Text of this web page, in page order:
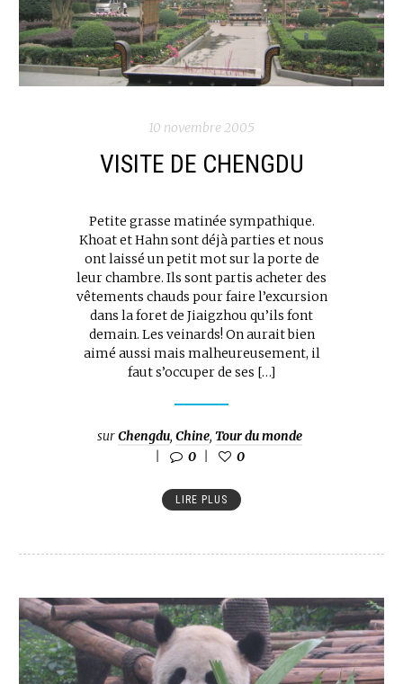
10 novembre 2005
VISITE DE CHENGDU
Petite grasse matinée sympathique.
Khoat et Hahn sont déjà parties et nous
ont laissé un petit mot sur la porte de
leur chambre. Ils sont partis acheter des
vêtements chauds pour faire l’excursion
dans la foret de Jiaigzhou qu’ils font
demain. Les veinards! On aurait bien
aimé aussi mais malheureusement, il
faut s’occuper de ses […]
surChengdu, Chine, Tour du monde
0
0
LIRE PLUS